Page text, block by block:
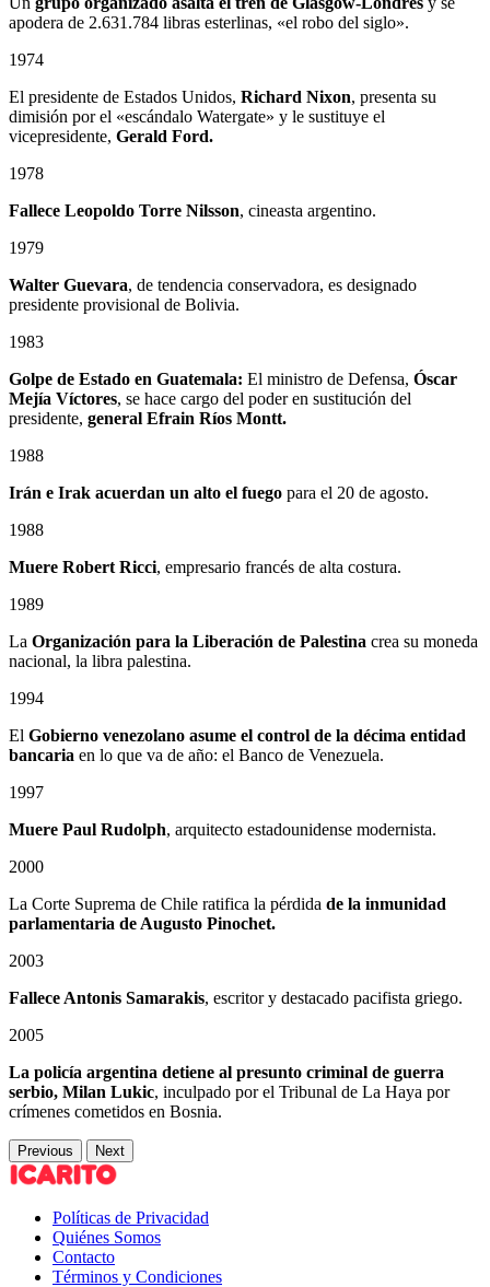
apodera de 2.631.784 libras esterlinas, «el robo del siglo».
1974
El presidente de Estados Unidos, Richard Nixon, presenta su
dimisión por el «escándalo Watergate» y le sustituye el
vicepresidente, Gerald Ford.
1978
Fallece Leopoldo Torre Nilsson, cineasta argentino.
1979
Walter Guevara, de tendencia conservadora, es designado
presidente provisional de Bolivia.
1983
Golpe de Estado en Guatemala: El ministro de Defensa, Óscar
Mejía Víctores, se hace cargo del poder en sustitución del
presidente, general Efrain Ríos Montt.
1988
Irán e Irak acuerdan un alto el fuego para el 20 de agosto.
1988
Muere Robert Ricci, empresario francés de alta costura.
1989
La Organización para la Liberación de Palestina crea su moneda
nacional, la libra palestina.
1994
El Gobierno venezolano asume el control de la décima entidad
bancaria en lo que va de año: el Banco de Venezuela.
1997
Muere Paul Rudolph, arquitecto estadounidense modernista.
2000
La Corte Suprema de Chile ratifica la pérdida de la inmunidad
parlamentaria de Augusto Pinochet.
2003
Fallece Antonis Samarakis, escritor y destacado pacifista griego.
2005
La policía argentina detiene al presunto criminal de guerra
serbio, Milan Lukic, inculpado por el Tribunal de La Haya por
crímenes cometidos en Bosnia.
Previous Next
Políticas de Privacidad
Quiénes Somos
Contacto
Términos y Condiciones